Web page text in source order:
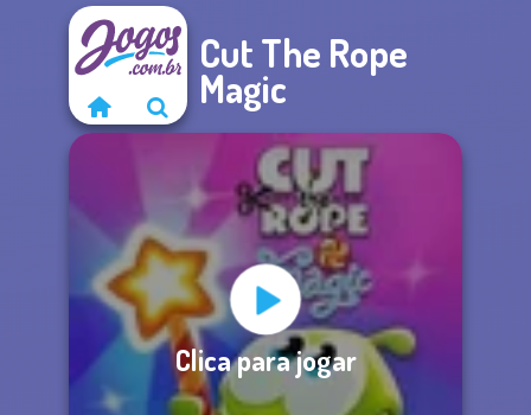
Cut The Rope
Magic
Clica para jogar